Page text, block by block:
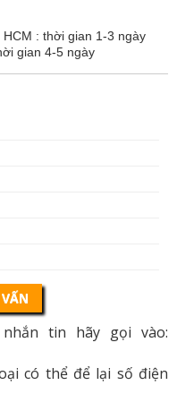
: thời gian 1-3 ngày
gian 4-5 ngày
tin hãy gọi vào:
có thể để lại số điện